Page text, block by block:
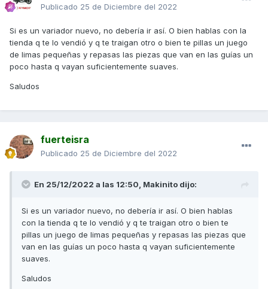
Publicado 25 de Diciembre del 2022
Si es un variador nuevo, no debería ir así. O bien hablas con la
tienda q te lo vendió y q te traigan otro o bien te pillas un juego
de limas pequeñas y repasas las piezas que van en las guías un
poco hasta q vayan suficientemente suaves.
Saludos
fuerteisra
Publicado 25 de Diciembre del 2022
En 25/12/2022 a las 12:50, Makinito dijo:
Si es un variador nuevo, no debería ir así. O bien hablas
con la tienda q te lo vendió y q te traigan otro o bien te
pillas un juego de limas pequeñas y repasas las piezas que
van en las guías un poco hasta q vayan suficientemente
suaves.
Saludos